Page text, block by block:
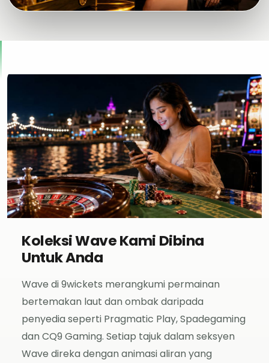
Koleksi Wave Kami Dibina
Untuk Anda
Wave di 9wickets merangkumi permainan
bertemakan laut dan ombak daripada
penyedia seperti Pragmatic Play, Spadegaming
dan CQ9 Gaming. Setiap tajuk dalam seksyen
Wave direka dengan animasi aliran yang